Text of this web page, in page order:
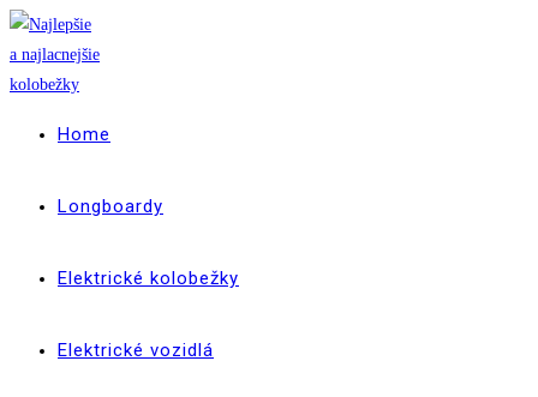
Skip
to
content
Home
Longboardy
Elektrické kolobežky
Elektrické vozidlá